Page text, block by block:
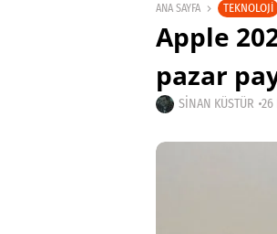
ANA SAYFA TEKNOLOJI
Apple
pazar
SINAN KÜSTÜR 26